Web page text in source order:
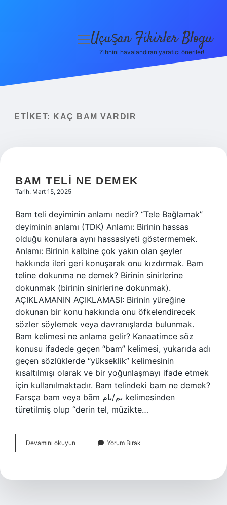
Yasal Uyarı
menüyü
Uçuşan Fikirler Blogu
Zihnini havalandıran yaratıcı öneriler!
ETIKET: KAÇ BAM VARDIR
BAM TELI NE DEMEK
Tarih: Mart 15, 2025
Bam teli deyiminin anlamı nedir? “Tele Bağlamak”
deyiminin anlamı (TDK) Anlamı: Birinin hassas
olduğu konulara aynı hassasiyeti göstermemek.
Anlamı: Birinin kalbine çok yakın olan şeyler
hakkında ileri geri konuşarak onu kızdırmak. Bam
teline dokunma ne demek? Birinin sinirlerine
dokunmak (birinin sinirlerine dokunmak).
AÇIKLAMANIN AÇIKLAMASI: Birinin yüreğine
dokunan bir konu hakkında onu öfkelendirecek
sözler söylemek veya davranışlarda bulunmak.
Bam kelimesi ne anlama gelir? Kanaatimce söz
konusu ifadede geçen “bam” kelimesi, yukarıda adı
geçen sözlüklerde “yükseklik” kelimesinin
kısaltılmışı olarak ve bir yoğunlaşmayı ifade etmek
için kullanılmaktadır. Bam telindeki bam ne demek?
Farsça bam veya bām بم/بام kelimesinden
türetilmiş olup “derin tel, müzikte…
Devamını okuyun
Teli
Yorum Bırak